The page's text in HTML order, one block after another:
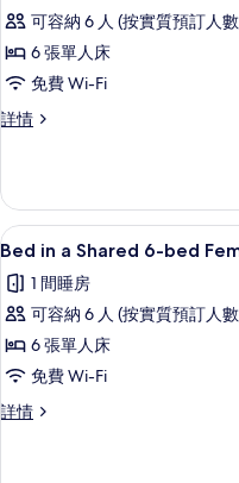
相
片
情
所
有
Bed
in
a
Mixed
Dormitory
的
相
片
可容納 6 人 (按實質預訂人
6 張單人床
免費 Wi-Fi
詳情
Bed
6bed
Mixed
Dormitory
情
載
入
所
有
Bed
in
a
4
Bed in a Shared 6-bed
1 間睡房
可容納 6 人 (按實質預訂人
6 張單人床
免費 Wi-Fi
詳情
Bed